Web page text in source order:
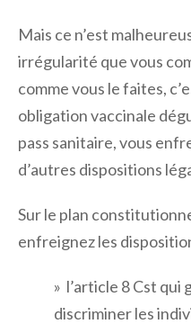
Mais ce n’est
irrégularité que vous
comme vous le faites,
obligation vaccinale
pass sanitaire, vous
d’autres dispositions
Sur le plan
enfreignez les
» l’article 8 Cst
discriminer les